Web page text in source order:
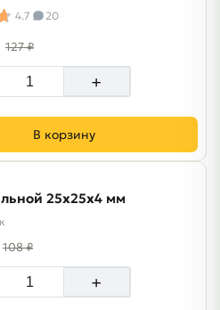
4.7 20
127 ₽
+
В корзину
25х25х4 мм
108 ₽
+